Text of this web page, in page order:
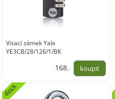
Visací zámek Yale
YE3CB/28/126/1/BK
168,-
4lock